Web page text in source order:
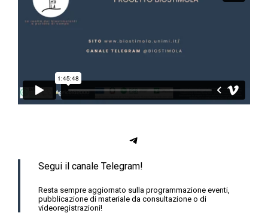
Telegram
Segui il canale Telegram!
Resta sempre aggiornato sulla programmazione eventi,
pubblicazione di materiale da consultazione o di
videoregistrazioni!